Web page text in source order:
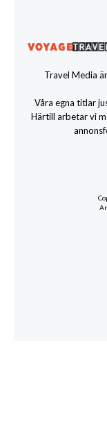
Travel Media
Våra egna titlar
Härtill arbetar vi